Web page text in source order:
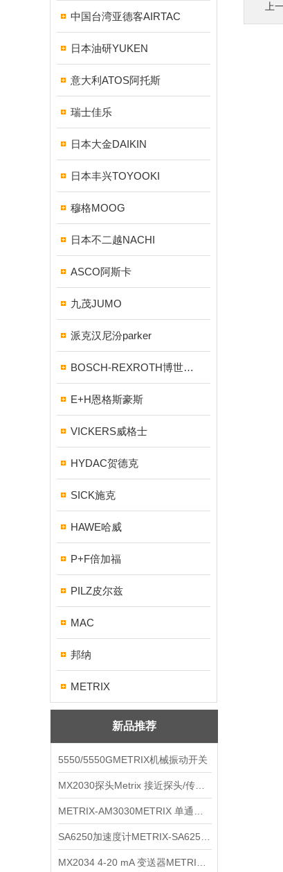
中国台湾亚德客AIRTAC
日本油研YUKEN
意大利ATOS阿托斯
瑞士佳乐
日本大金DAIKIN
日本丰兴TOYOOKI
穆格MOOG
日本不二越NACHI
ASCO阿斯卡
九茂JUMO
派克汉尼汾parker
BOSCH-REXROTH博世力士乐
E+H恩格斯豪斯
VICKERS威格士
HYDAC贺德克
SICK施克
HAWE哈威
P+F倍加福
PILZ皮尔兹
MAC
邦纳
METRIX
新品推荐
5550/5550GMETRIX机械振动开关
上